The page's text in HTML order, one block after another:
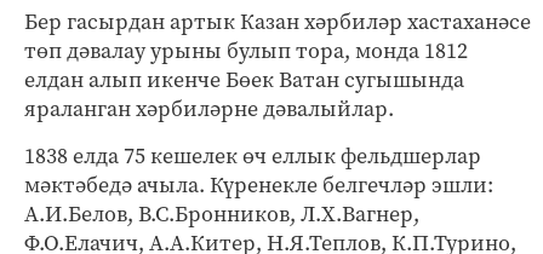
Бер гасырдан артык Казан хәрбиләр хастаханәсе
төп дәвалау урыны булып тора, монда 1812
елдан алып икенче Бөек Ватан сугышында
яраланган хәрбиләрне дәвалыйлар.
1838 елда 75 кешелек өч еллык фельдшерлар
мәктәбедә ачыла. Күренекле белгечләр эшли:
А.И.Белов, В.С.Бронников, Л.Х.Вагнер,
Ф.О.Елачич, А.А.Китер, Н.Я.Теплов, К.П.Турино,